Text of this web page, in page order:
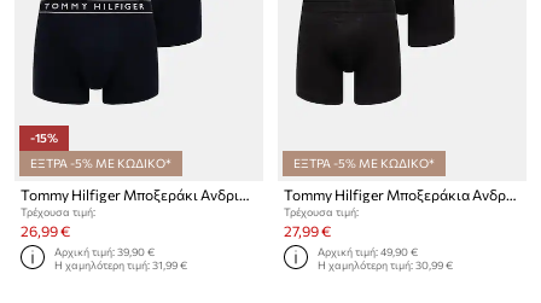
-15%
ΕΞΤΡΑ -5% ΜΕ ΚΩΔΙΚΟ*
Tommy Hilfiger Μποξεράκι Ανδρικό με βαμβάκι 3-pack
Τρέχουσα τιμή:
26,99 €
Αρχική τιμή:39,90 €
Η χαμηλότερη τιμή:31,99 €
ΕΞΤΡΑ -5% ΜΕ ΚΩΔΙΚΟ*
Tommy Hilfiger Μποξεράκια Ανδρικά 3-pack
Τρέχουσα τιμή:
27,99 €
Αρχική τιμή:49,90 €
Η χαμηλότερη τιμή:30,99 €